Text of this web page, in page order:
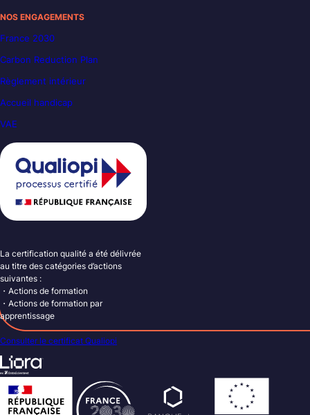
NOS ENGAGEMENTS
France 2030
Carbon Reduction Plan
Règlement intérieur
Accueil handicap
VAE
La certification qualité a été délivrée
au titre des catégories d’actions
suivantes :
・Actions de formation
・Actions de formation par
apprentissage
Consulter le certificat Qualiopi